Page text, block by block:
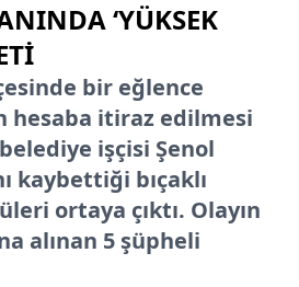
‘YÜKSEK
bir eğlence
hesaba itiraz edilmesi
işçisi Şenol
kaybettiği bıçaklı
ortaya çıktı. Olayın
alınan 5 şüpheli